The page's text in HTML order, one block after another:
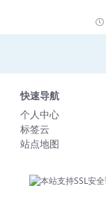
快速导航
个人中心
标签云
站点地图